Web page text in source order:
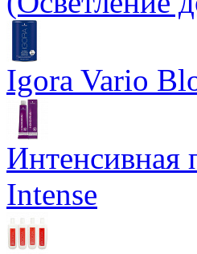
Igora Vario
Интенсивная
Intense